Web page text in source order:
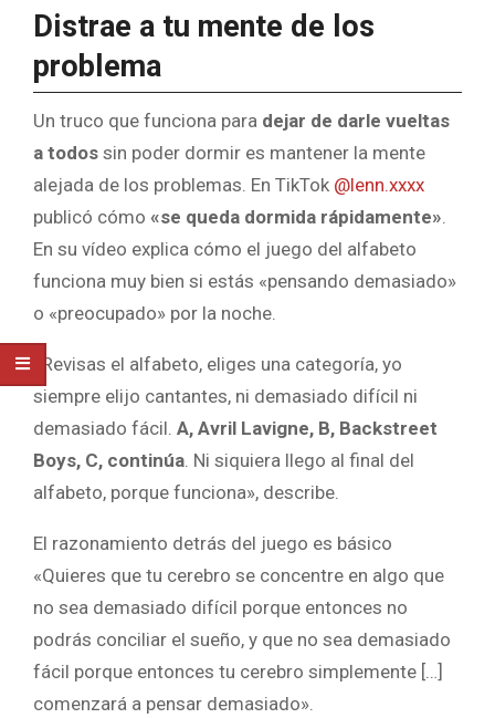
Distrae a tu mente de los
problema
Un truco que funciona para dejar de darle vueltas
a todos sin poder dormir es mantener la mente
alejada de los problemas. En TikTok @lenn.xxxx
publicó cómo «se queda dormida rápidamente».
En su vídeo explica cómo el juego del alfabeto
funciona muy bien si estás «pensando demasiado»
o «preocupado» por la noche.
«Revisas el alfabeto, eliges una categoría, yo
siempre elijo cantantes, ni demasiado difícil ni
demasiado fácil. A, Avril Lavigne, B, Backstreet
Boys, C, continúa. Ni siquiera llego al final del
alfabeto, porque funciona», describe.
El razonamiento detrás del juego es básico
«Quieres que tu cerebro se concentre en algo que
no sea demasiado difícil porque entonces no
podrás conciliar el sueño, y que no sea demasiado
fácil porque entonces tu cerebro simplemente […]
comenzará a pensar demasiado».